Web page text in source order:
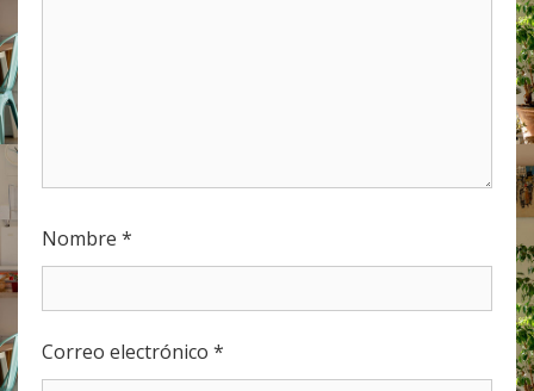
Nombre *
Correo electrónico *